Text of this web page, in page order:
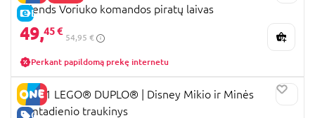
E-KAINA
Friends Voriuko komandos piratų laivas
49,45 €
54,95 €
Perkant papildomą prekę internetu
GERA KAINA
10941 LEGO® DUPLO® | Disney Mikio ir Minės
gimtadienio traukinys